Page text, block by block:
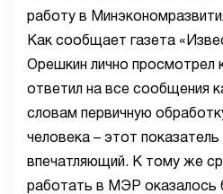
работу в
Как сообщает газета
Орешкин лично просмотрел
ответил на все сообщения
словам первичную
человека – этот
впечатляющий. К тому же
работать в МЭР оказалось